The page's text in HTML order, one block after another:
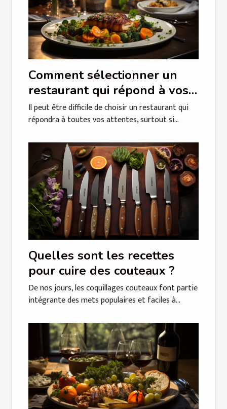
Comment sélectionner un
restaurant qui répond à vos
attentes ?
Il peut être difficile de choisir un restaurant qui
répondra à toutes vos attentes, surtout si...
Quelles sont les recettes
pour cuire des couteaux ?
De nos jours, les coquillages couteaux font partie
intégrante des mets populaires et faciles à...